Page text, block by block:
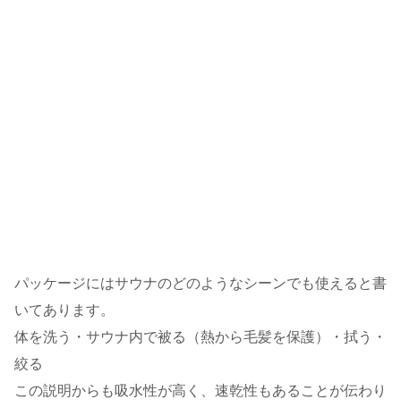
パッケージにはサウナのどのようなシーンでも使えると書
いてあります。
体を洗う・サウナ内で被る（熱から毛髪を保護）・拭う・
絞る
この説明からも吸水性が高く、速乾性もあることが伝わり